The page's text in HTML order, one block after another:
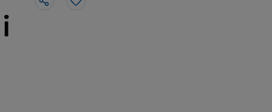
Like